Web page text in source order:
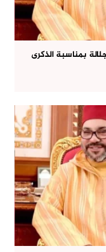
بمناسبة الذكرى